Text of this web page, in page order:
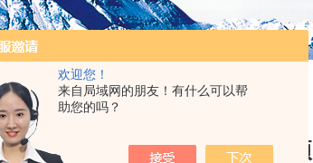
欢迎您！
来自局域网的朋友！有什么可以帮
助您的吗？
探伤仪在使用时有哪些注意事项